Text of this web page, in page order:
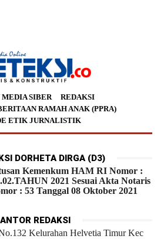
SIBER
REDAKSI
RAMAH ANAK (PPRA)
ETIK JURNALISTIK
DORHETA DIRGA (D3)
Kemenkum HAM RI Nomor :
2021 Sesuai Akta Notaris
: 53 Tanggal 08 Oktober 2021
REDAKSI
Kelurahan Helvetia Timur Kec